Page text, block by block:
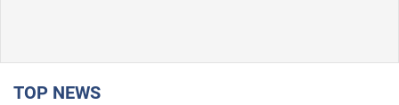
TOP NEWS